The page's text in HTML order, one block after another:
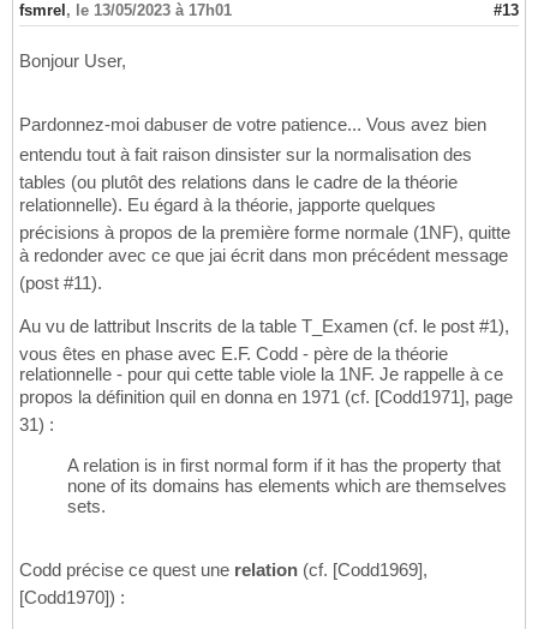
fsmrel , le 13/05/2023 à 17h01 #13
Bonjour User,
Pardonnez-moi dabuser de votre patience... Vous avez bien
entendu tout à fait raison dinsister sur la normalisation des
tables (ou plutôt des relations dans le cadre de la théorie
relationnelle). Eu égard à la théorie, japporte quelques
précisions à propos de la première forme normale (1NF), quitte
à redonder avec ce que jai écrit dans mon précédent message
(post #11).
Au vu de lattribut Inscrits de la table T_Examen (cf. le post #1),
vous êtes en phase avec E.F. Codd - père de la théorie
relationnelle - pour qui cette table viole la 1NF. Je rappelle à ce
propos la définition quil en donna en 1971 (cf. [Codd1971], page
31) :
A relation is in first normal form if it has the property that
none of its domains has elements which are themselves
sets.
Codd précise ce quest une relation (cf. [Codd1969],
[Codd1970]) :